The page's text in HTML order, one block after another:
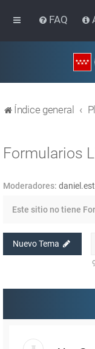
FAQ
Índice general
Formularios
Moderadores:
Este sitio no tiene
Nuevo Tema